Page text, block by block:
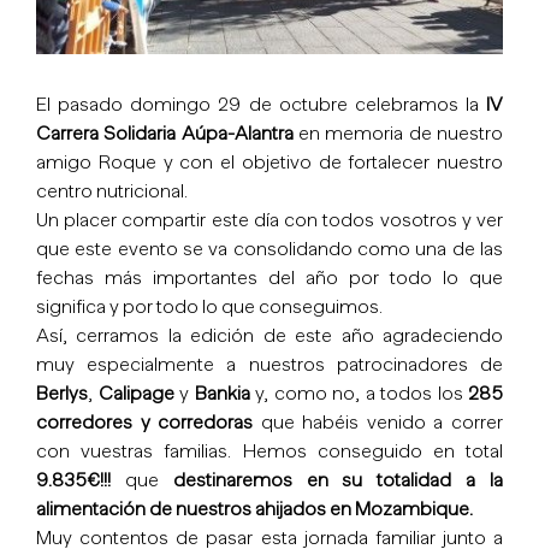
El pasado domingo 29 de octubre celebramos la IV
Carrera Solidaria Aúpa-Alantraen memoria de nuestro
amigo Roque y con el objetivo de fortalecer nuestro
centro nutricional.
Un placer compartir este día con todos vosotros y ver
que este evento se va consolidando como una de las
fechas más importantes del año por todo lo que
significa y por todo lo que conseguimos.
Así, cerramos la edición de este año agradeciendo
muy especialmente a nuestros patrocinadores de
Berlys, Calipagey Bankiay, como no, a todos los 285
corredores y corredoras que habéis venido a correr
con vuestras familias. Hemos conseguido en total
9.835€!!! que destinaremos en su totalidad a la
alimentación de nuestros ahijados en Mozambique.
Muy contentos de pasar esta jornada familiar junto a